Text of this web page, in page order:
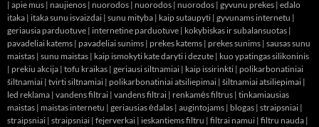
| apie mus | naujienos | nuorodos | nuorodos | nuorodos | gyvunu prekes | edalo
itaka | itaka sunu isvaizdai | sunu mityba | kaip sutaupyti | gyvunams internetu |
geriausia parduotuve | internetine parduotuve | kokybiskas ir subalansuotas |
pavadeliai katems | pavadeliai sunims | prekes katems | prekes sunims | sausas sunu
maistas | sunu maistas | kaip ismokyti kate daryti i dezute | kuo ypatingas silikoninis
| prekiu akcija | tofu kraikas | geriausi siltnamiai | kaip issirinkti | polikarbonatiniai
šiltnamiai | tvirti siltnamiai | polikarbonatiniai atsiliepimai | šiltnamiai atsiliepimai |
led reklama | vandens filtrai | vandens filtrai | renkamės filtrus | tinkamiausias
maistas | maistas internetu | geriausias ėdalas | augintojams | blogas | straipsniai |
straipsniai | straipsniai | fejerverkai | ieskantiems filtru | filtrai namui | filtru nauda |